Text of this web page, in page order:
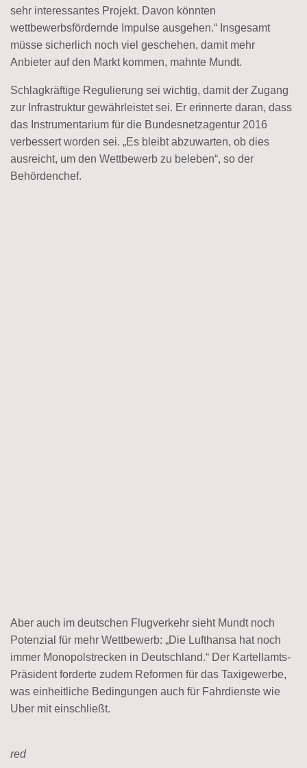
sehr interessantes Projekt. Davon könnten
wettbewerbsfördernde Impulse ausgehen.“ Insgesamt
müsse sicherlich noch viel geschehen, damit mehr
Anbieter auf den Markt kommen, mahnte Mundt.
Schlagkräftige Regulierung sei wichtig, damit der Zugang
zur Infrastruktur gewährleistet sei. Er erinnerte daran, dass
das Instrumentarium für die Bundesnetzagentur 2016
verbessert worden sei. „Es bleibt abzuwarten, ob dies
ausreicht, um den Wettbewerb zu beleben“, so der
Behördenchef.
Aber auch im deutschen Flugverkehr sieht Mundt noch
Potenzial für mehr Wettbewerb: „Die Lufthansa hat noch
immer Monopolstrecken in Deutschland.“ Der Kartellamts-
Präsident forderte zudem Reformen für das Taxigewerbe,
was einheitliche Bedingungen auch für Fahrdienste wie
Uber mit einschließt.
red